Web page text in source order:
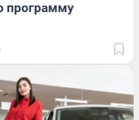
программу